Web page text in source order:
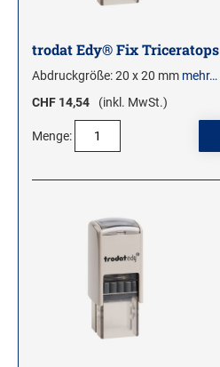
WOODIES FARBWELT
trodat Edy® Fix Triceratops
Abdruckgröße: 20 x 20 mm mehr…
CHF 14,54
(inkl. MwSt.)
Menge: